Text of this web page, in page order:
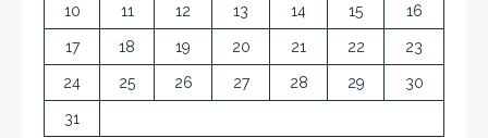
10 11 12 13 14 15 16
17 18 19 20 21 22 23
24 25 26 27 28 29 30
31